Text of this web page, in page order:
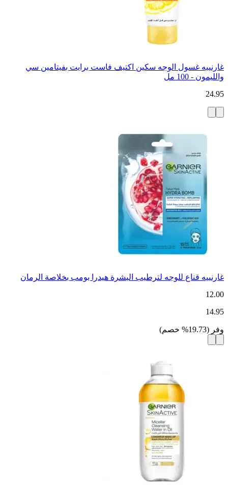
غارنييه غسول الوجه سكين اكتيف فاست برايت بفيتامين سي
والليمون - 100 مل
24.95
غارنييه قناع للوجه لترطيب البشرة هيدرا بومب بخلاصة الرمان
12.00
14.95
وفر (
19.73
% خصم)